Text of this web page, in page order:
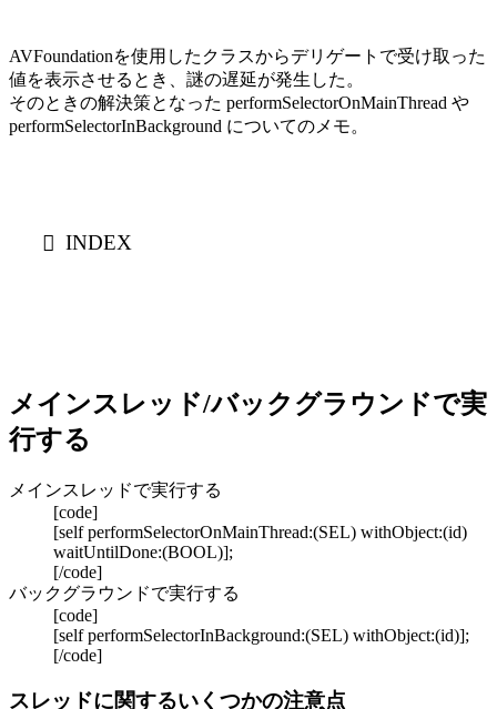
AVFoundationを使用したクラスからデリゲートで受け取った
値を表示させるとき、謎の遅延が発生した。
そのときの解決策となった performSelectorOnMainThread や
performSelectorInBackground についてのメモ。
INDEX
メインスレッド/バックグラウンドで実
行する
メインスレッドで実行する
[code]
[self performSelectorOnMainThread:(SEL) withObject:(id)
waitUntilDone:(BOOL)];
[/code]
バックグラウンドで実行する
[code]
[self performSelectorInBackground:(SEL) withObject:(id)];
[/code]
スレッドに関するいくつかの注意点